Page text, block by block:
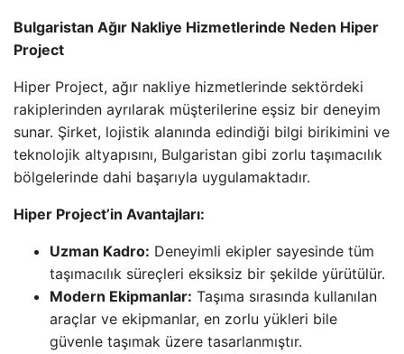
Bulgaristan Ağır Nakliye Hizmetlerinde Neden Hiper
Project
Hiper Project, ağır nakliye hizmetlerinde sektördeki
rakiplerinden ayrılarak müşterilerine eşsiz bir deneyim
sunar. Şirket, lojistik alanında edindiği bilgi birikimini ve
teknolojik altyapısını, Bulgaristan gibi zorlu taşımacılık
bölgelerinde dahi başarıyla uygulamaktadır.
Hiper Project’in Avantajları:
Uzman Kadro: Deneyimli ekipler sayesinde tüm
taşımacılık süreçleri eksiksiz bir şekilde yürütülür.
Modern Ekipmanlar: Taşıma sırasında kullanılan
araçlar ve ekipmanlar, en zorlu yükleri bile
güvenle taşımak üzere tasarlanmıştır.